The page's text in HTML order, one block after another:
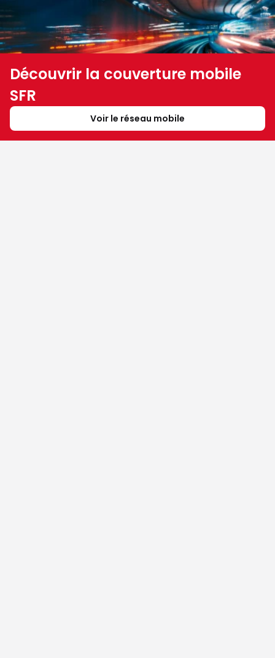
Découvrir la couverture mobile
SFR
Voir le réseau mobile